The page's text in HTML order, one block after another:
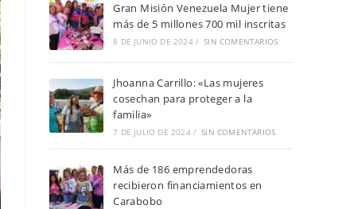
Gran Misión Venezuela Mujer tiene
más de 5 millones 700 mil inscritas
8 DE JUNIO DE 2024 / SIN COMENTARIOS
Jhoanna Carrillo: «Las mujeres
cosechan para proteger a la
familia»
7 DE JULIO DE 2024 / SIN COMENTARIOS
Más de 186 emprendedoras
recibieron financiamientos en
Carabobo